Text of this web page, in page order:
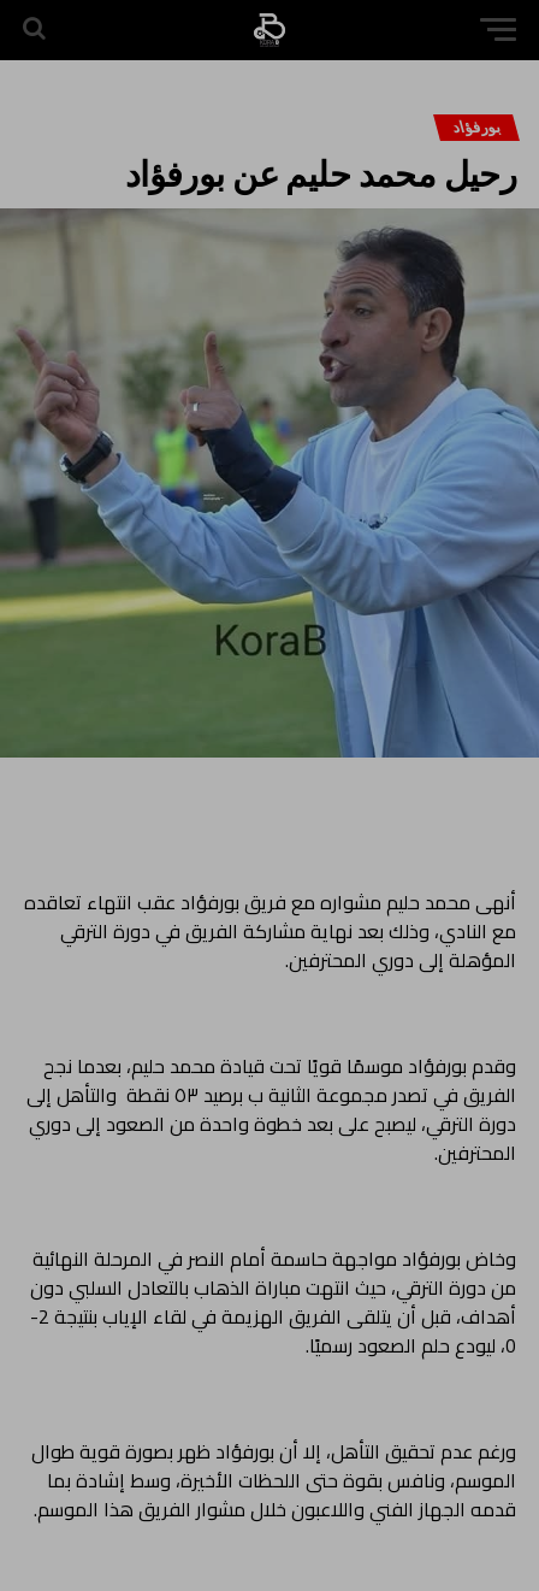
بورفؤاد
رحيل محمد حليم عن بورفؤاد
أنهى محمد حليم مشواره مع فريق بورفؤاد عقب انتهاء تعاقده
مع النادي، وذلك بعد نهاية مشاركة الفريق في دورة الترقي
المؤهلة إلى دوري المحترفين.
وقدم بورفؤاد موسمًا قويًا تحت قيادة محمد حليم، بعدما نجح
الفريق في تصدر مجموعة الثانية ب برصيد ٥٣ نقطة والتأهل إلى
دورة الترقي، ليصبح على بعد خطوة واحدة من الصعود إلى دوري
المحترفين.
وخاض بورفؤاد مواجهة حاسمة أمام النصر في المرحلة النهائية
من دورة الترقي، حيث انتهت مباراة الذهاب بالتعادل السلبي دون
أهداف، قبل أن يتلقى الفريق الهزيمة في لقاء الإياب بنتيجة 2-
0، ليودع حلم الصعود رسميًا.
ورغم عدم تحقيق التأهل، إلا أن بورفؤاد ظهر بصورة قوية طوال
الموسم، ونافس بقوة حتى اللحظات الأخيرة، وسط إشادة بما
قدمه الجهاز الفني واللاعبون خلال مشوار الفريق هذا الموسم.